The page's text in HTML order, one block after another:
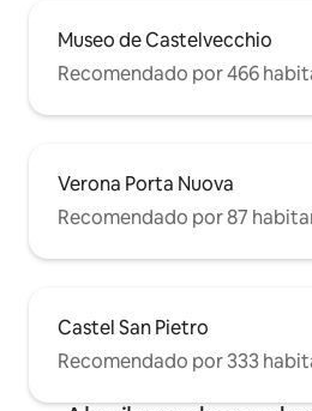
Museo de Castelvecchio
Recomendado por 466
Verona Porta Nuova
Recomendado por 87
Castel San Pietro
Recomendado por 333